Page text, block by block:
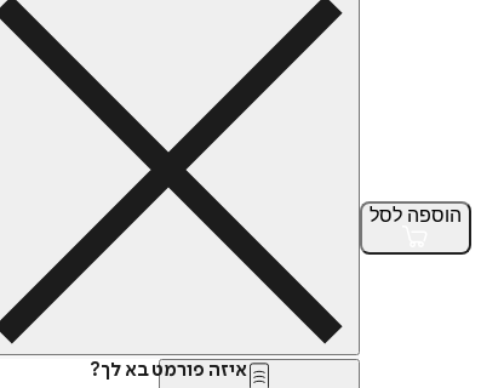
הוספה לסל
איזה פורמט בא לך?